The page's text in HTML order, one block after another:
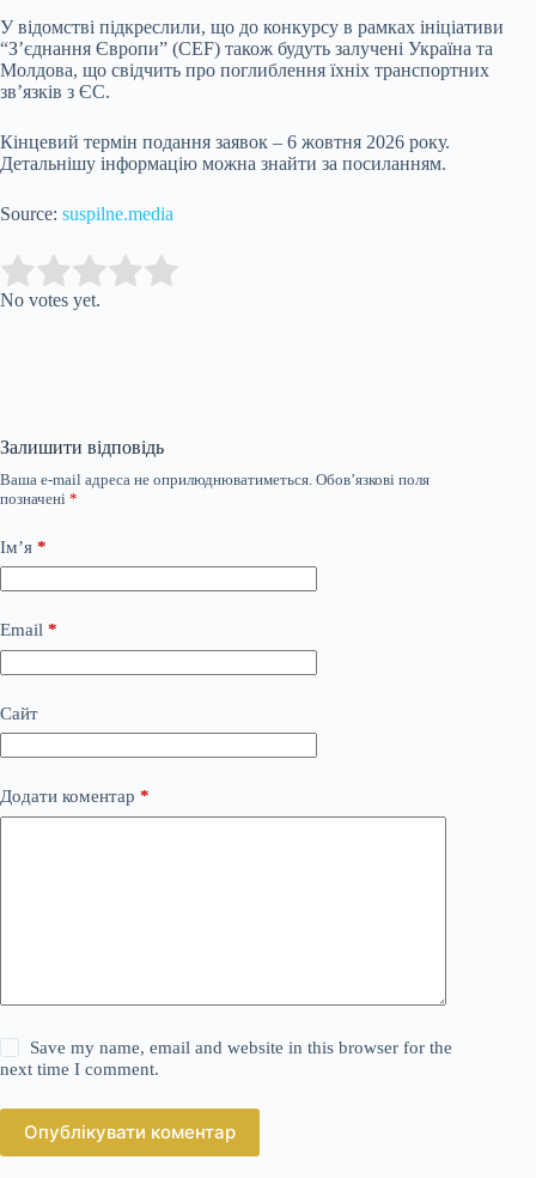
У відомстві підкреслили, що до конкурсу в рамках ініціативи
“З’єднання Європи” (CEF) також будуть залучені Україна та
Молдова, що свідчить про поглиблення їхніх транспортних
зв’язків з ЄС.
Кінцевий термін подання заявок – 6 жовтня 2026 року.
Детальнішу інформацію можна знайти за посиланням.
Source: suspilne.media
Rate this item:
No votes yet.
Залишити відповідь
Ваша e-mail адреса не оприлюднюватиметься. Обов’язкові поля
позначені *
Ім’я *
Email *
Сайт
Додати коментар *
Save my name, email and website in this browser for the
next time I comment.
Опублікувати коментар